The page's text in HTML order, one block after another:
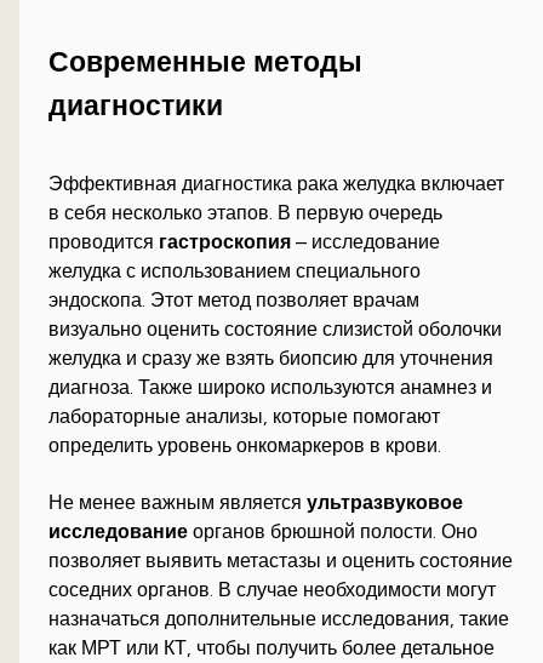
Современные методы
диагностики
Эффективная диагностика рака желудка включает
в себя несколько этапов. В первую очередь
проводится гастроскопия – исследование
желудка с использованием специального
эндоскопа. Этот метод позволяет врачам
визуально оценить состояние слизистой оболочки
желудка и сразу же взять биопсию для уточнения
диагноза. Также широко используются анамнез и
лабораторные анализы, которые помогают
определить уровень онкомаркеров в крови.
Не менее важным являетсяультразвуковое
исследование органов брюшной полости. Оно
позволяет выявить метастазы и оценить состояние
соседних органов. В случае необходимости могут
назначаться дополнительные исследования, такие
как МРТ или КТ, чтобы получить более детальное